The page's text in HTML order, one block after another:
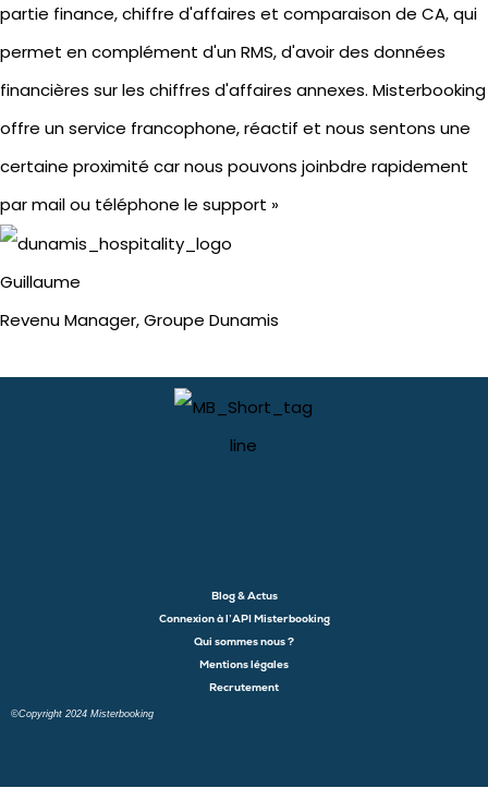
partie finance, chiffre d'affaires et comparaison de CA, qui
permet en complément d'un RMS, d'avoir des données
financières sur les chiffres d'affaires annexes. Misterbooking
offre un service francophone, réactif et nous sentons une
certaine proximité car nous pouvons joinbdre rapidement
par mail ou téléphone le support »
Guillaume
Revenu Manager, Groupe Dunamis
Blog & Actus
Connexion à l’API Misterbooking
Qui sommes nous ?
Mentions légales
Recrutement
©Copyright 2024 Misterbooking